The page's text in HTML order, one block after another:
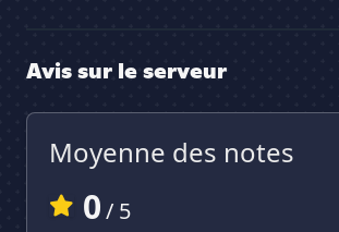
Avis sur le serveur
Moyenne des notes
0/ 5